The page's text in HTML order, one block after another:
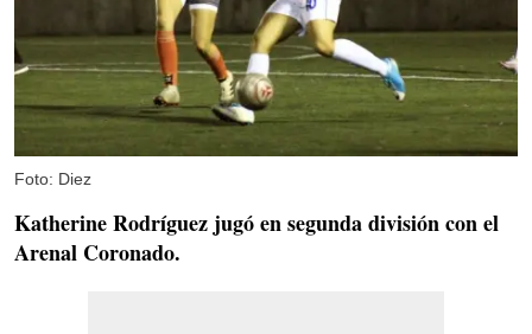
Foto: Diez
Katherine Rodríguez jugó en segunda división con el
Arenal Coronado.